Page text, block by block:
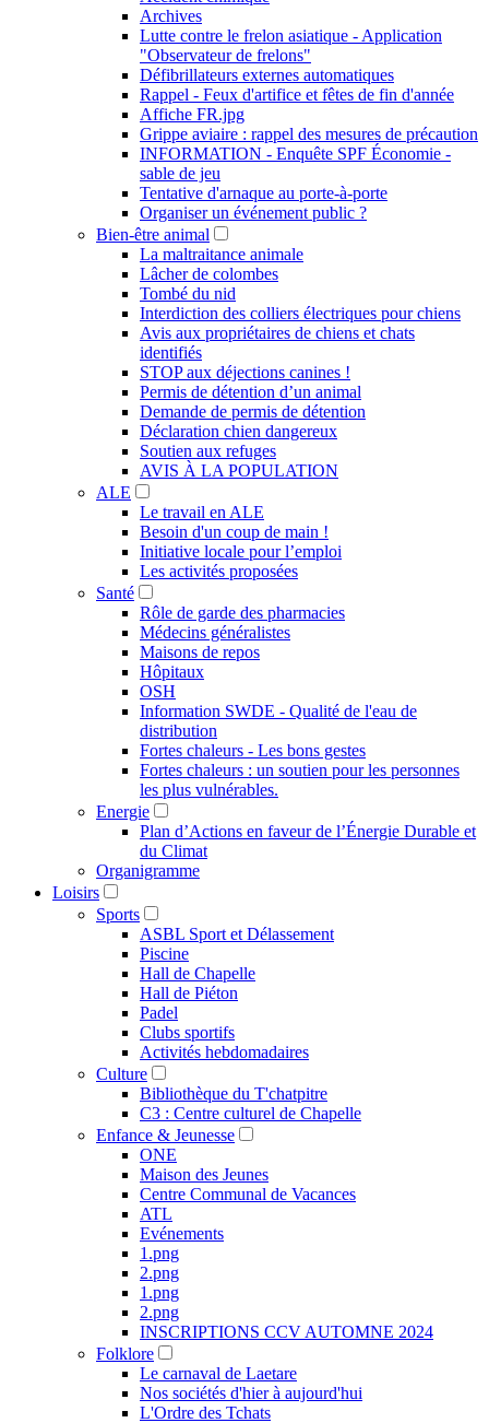
Archives
Lutte contre le frelon asiatique - Application
"Observateur de frelons"
Défibrillateurs externes automatiques
Rappel - Feux d'artifice et fêtes de fin d'année
Affiche FR.jpg
Grippe aviaire : rappel des mesures de précaution
INFORMATION - Enquête SPF Économie -
sable de jeu
Tentative d'arnaque au porte-à-porte
Organiser un événement public ?
Bien-être animal
La maltraitance animale
Lâcher de colombes
Tombé du nid
Interdiction des colliers électriques pour chiens
Avis aux propriétaires de chiens et chats
identifiés
STOP aux déjections canines !
Permis de détention d’un animal
Demande de permis de détention
Déclaration chien dangereux
Soutien aux refuges
AVIS À LA POPULATION
ALE
Le travail en ALE
Besoin d'un coup de main !
Initiative locale pour l’emploi
Les activités proposées
Santé
Rôle de garde des pharmacies
Médecins généralistes
Maisons de repos
Hôpitaux
OSH
Information SWDE - Qualité de l'eau de
distribution
Fortes chaleurs - Les bons gestes
Fortes chaleurs : un soutien pour les personnes
les plus vulnérables.
Energie
Plan d’Actions en faveur de l’Énergie Durable et
du Climat
Organigramme
Loisirs
Sports
ASBL Sport et Délassement
Piscine
Hall de Chapelle
Hall de Piéton
Padel
Clubs sportifs
Activités hebdomadaires
Culture
Bibliothèque du T'chatpitre
C3 : Centre culturel de Chapelle
Enfance & Jeunesse
ONE
Maison des Jeunes
Centre Communal de Vacances
ATL
Evénements
1.png
2.png
1.png
2.png
INSCRIPTIONS CCV AUTOMNE 2024
Folklore
Le carnaval de Laetare
Nos sociétés d'hier à aujourd'hui
L'Ordre des Tchats